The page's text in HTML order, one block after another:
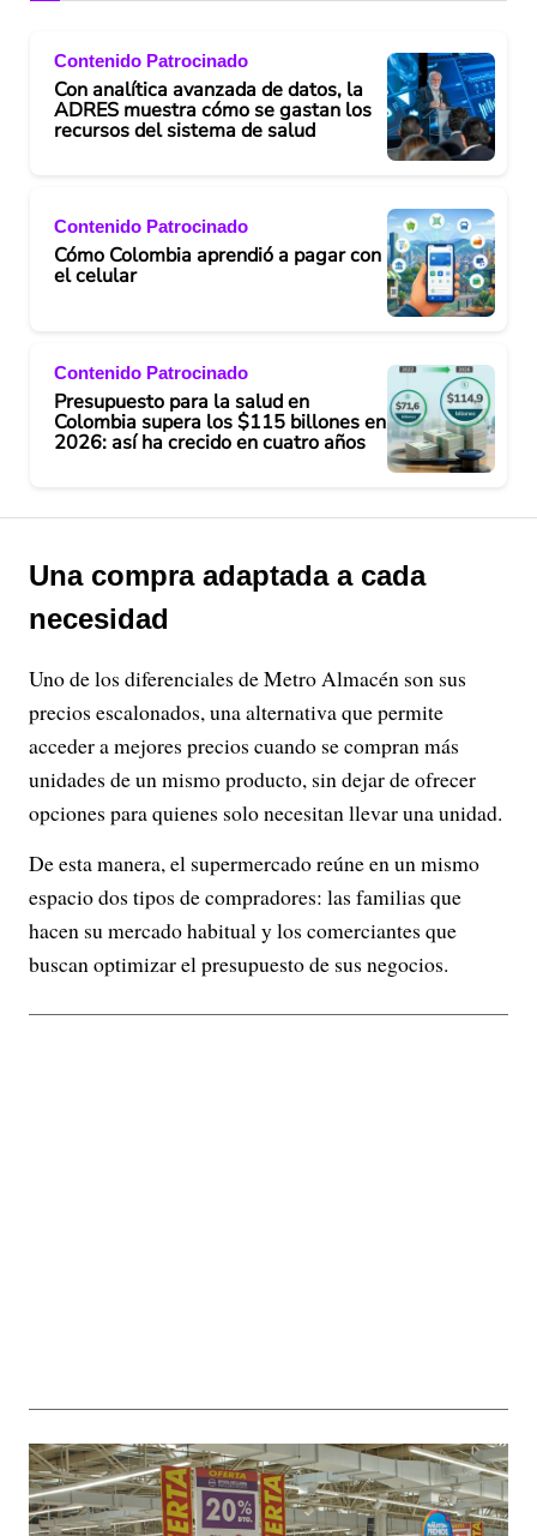
Contenido Patrocinado
Con analítica avanzada de datos, la
ADRES muestra cómo se gastan los
recursos del sistema de salud
Contenido Patrocinado
Cómo Colombia aprendió a pagar con
el celular
Contenido Patrocinado
Presupuesto para la salud en
Colombia supera los $115 billones en
2026: así ha crecido en cuatro años
Una compra adaptada a cada
necesidad
Uno de los diferenciales de Metro Almacén son sus
precios escalonados, una alternativa que permite
acceder a mejores precios cuando se compran más
unidades de un mismo producto, sin dejar de ofrecer
opciones para quienes solo necesitan llevar una unidad.
De esta manera, el supermercado reúne en un mismo
espacio dos tipos de compradores: las familias que
hacen su mercado habitual y los comerciantes que
buscan optimizar el presupuesto de sus negocios.